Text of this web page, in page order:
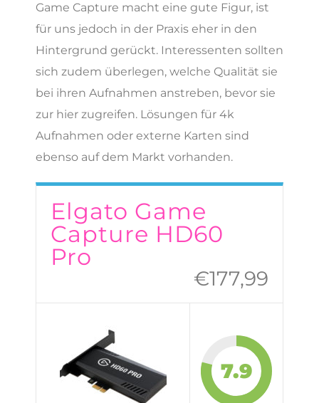
Game Capture macht eine gute Figur, ist
für uns jedoch in der Praxis eher in den
Hintergrund gerückt. Interessenten sollten
sich zudem überlegen, welche Qualität sie
bei ihren Aufnahmen anstreben, bevor sie
zur hier zugreifen. Lösungen für 4k
Aufnahmen oder externe Karten sind
ebenso auf dem Markt vorhanden.
Elgato Game
Capture HD60
Pro
€177,99
7.9